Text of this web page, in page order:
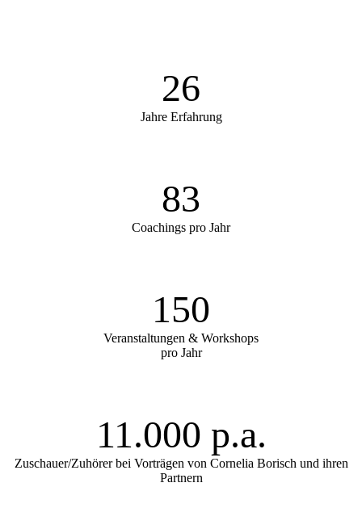
26
Jahre Erfahrung
83
Coachings pro Jahr
150
Veranstaltungen & Workshops
pro Jahr
11.000 p.a.
Zuschauer/Zuhörer bei Vorträgen von Cornelia Borisch und ihren
Partnern